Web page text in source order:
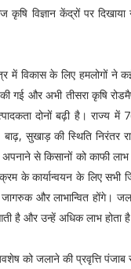
विज्ञान केंद्रों पर
में विकास के लिए हमलोगों ने
गई और अभी तीसरा कृषि
दोनों बढ़ी है। राज्य में
सुखाड़ की स्थिति निरंतर
से किसानों को काफी लाभ
के कार्यान्वयन के लिए सभी
और लाभान्वित होंगे।
है और उन्हें अधिक लाभ होता
को जलाने की प्रवृत्ति